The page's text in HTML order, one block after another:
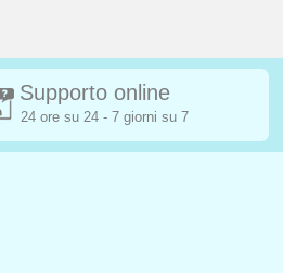
Supporto online
24 ore su 24 - 7 giorni su 7